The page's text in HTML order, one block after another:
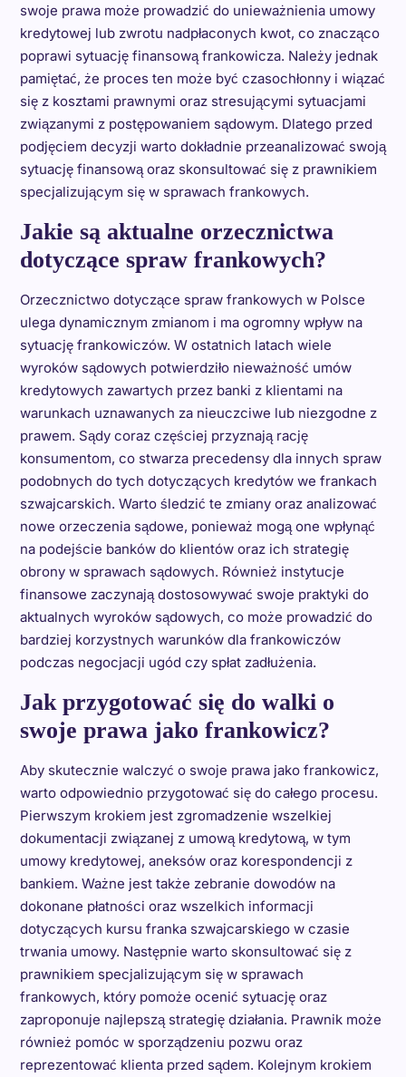
swoje prawa może prowadzić do unieważnienia umowy
kredytowej lub zwrotu nadpłaconych kwot, co znacząco
poprawi sytuację finansową frankowicza. Należy jednak
pamiętać, że proces ten może być czasochłonny i wiązać
się z kosztami prawnymi oraz stresującymi sytuacjami
związanymi z postępowaniem sądowym. Dlatego przed
podjęciem decyzji warto dokładnie przeanalizować swoją
sytuację finansową oraz skonsultować się z prawnikiem
specjalizującym się w sprawach frankowych.
Jakie są aktualne orzecznictwa
dotyczące spraw frankowych?
Orzecznictwo dotyczące spraw frankowych w Polsce
ulega dynamicznym zmianom i ma ogromny wpływ na
sytuację frankowiczów. W ostatnich latach wiele
wyroków sądowych potwierdziło nieważność umów
kredytowych zawartych przez banki z klientami na
warunkach uznawanych za nieuczciwe lub niezgodne z
prawem. Sądy coraz częściej przyznają rację
konsumentom, co stwarza precedensy dla innych spraw
podobnych do tych dotyczących kredytów we frankach
szwajcarskich. Warto śledzić te zmiany oraz analizować
nowe orzeczenia sądowe, ponieważ mogą one wpłynąć
na podejście banków do klientów oraz ich strategię
obrony w sprawach sądowych. Również instytucje
finansowe zaczynają dostosowywać swoje praktyki do
aktualnych wyroków sądowych, co może prowadzić do
bardziej korzystnych warunków dla frankowiczów
podczas negocjacji ugód czy spłat zadłużenia.
Jak przygotować się do walki o
swoje prawa jako frankowicz?
Aby skutecznie walczyć o swoje prawa jako frankowicz,
warto odpowiednio przygotować się do całego procesu.
Pierwszym krokiem jest zgromadzenie wszelkiej
dokumentacji związanej z umową kredytową, w tym
umowy kredytowej, aneksów oraz korespondencji z
bankiem. Ważne jest także zebranie dowodów na
dokonane płatności oraz wszelkich informacji
dotyczących kursu franka szwajcarskiego w czasie
trwania umowy. Następnie warto skonsultować się z
prawnikiem specjalizującym się w sprawach
frankowych, który pomoże ocenić sytuację oraz
zaproponuje najlepszą strategię działania. Prawnik może
również pomóc w sporządzeniu pozwu oraz
reprezentować klienta przed sądem. Kolejnym krokiem